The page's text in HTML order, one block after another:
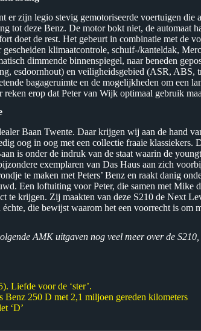
er zijn legio stevig gemotoriseerde voertuigen die
tot deze Benz. De motor bokt niet, de automaat
doet de rest. Het gebeurt in combinatie met de
klimaatcontrole, schuif-/kanteldak,
dimmende binnenspiegel, naar beneden
esdoornhout) en veiligheidsgebied (ASR, ABS,
bagageruimte en de mogelijkheden om een
reken erop dat Peter van Wijk optimaal gebruik
Baan Twente. Daar krijgen wij aan de hand
oog in oog met een collectie fraaie klassiekers.
is onder de indruk van de staat waarin de
exemplaren van Das Haus aan zich
te maken met Peters’ Benz en raakt danig
Een loftuiting voor Peter, die samen met Mike
te krijgen. Zij maakten van deze S210 de Next
die bewijst waarom het een voorrecht is om
AMK uitgaven nog veel meer over de
Liefde voor de ‘ster’.
Benz 250 D met 2,1 miljoen gereden kilometers
‘D’